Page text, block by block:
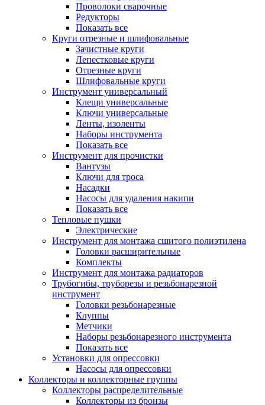
Проволоки сварочные
Редукторы
Показать все
Круги отрезные и шлифовальные
Зачистные круги
Лепестковые круги
Отрезные круги
Шлифовальные круги
Инструмент универсальный
Клещи универсальные
Ключи универсальные
Ленты, изоленты
Наборы инструмента
Показать все
Инструмент для прочистки
Вантузы
Ключи для троса
Насадки
Насосы для удаления накипи
Показать все
Тепловые пушки
Электрические
Инструмент для монтажа сшитого полиэтилена
Головки расширительные
Комплекты
Инструмент для монтажа радиаторов
Трубогибы, труборезы и резьбонарезной
инструмент
Головки резьбонарезные
Клуппы
Метчики
Наборы резьбонарезного инструмента
Показать все
Установки для опрессовки
Насосы для опрессовки
Коллекторы и коллекторные группы
Коллекторы распределительные
Коллекторы из бронзы